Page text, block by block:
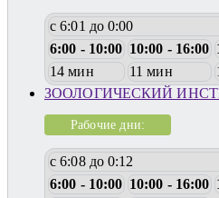
с 6:01 до 0:00
6:00 - 10:00 10:00 - 16:00
14 мин
11 мин
ЗООЛОГИЧЕСКИЙ
Рабочие дни:
с 6:08 до 0:12
6:00 - 10:00 10:00 - 16:00